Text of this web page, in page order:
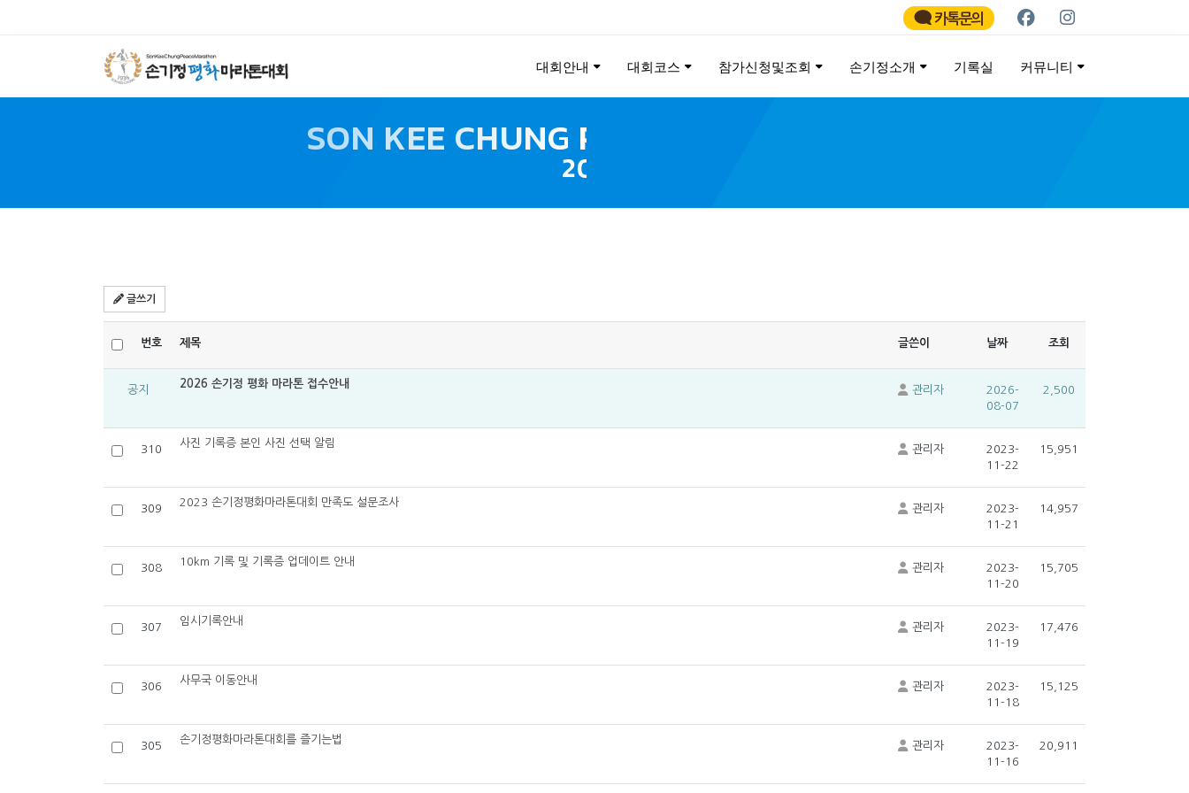
카톡문의
대회안내 대회코스 참가신청및조회 손기정소개 기록실 커뮤니티
SON KEE CHUNG PEACE MARATHON
2026
글쓰기
번호 제목 글쓴이 날짜 조회
공지
2026 손기정 평화 마라톤 접수안내
관리자
2026-
08-07
2,500
310
사진 기록증 본인 사진 선택 알림
관리자
2023-
11-22
15,951
309
2023 손기정평화마라톤대회 만족도 설문조사
관리자
2023-
11-21
14,957
308
10km 기록 및 기록증 업데이트 안내
관리자
2023-
11-20
15,705
307
임시기록안내
관리자
2023-
11-19
17,476
306
사무국 이동안내
관리자
2023-
11-18
15,125
305
손기정평화마라톤대회를 즐기는법
관리자
2023-
11-16
20,911